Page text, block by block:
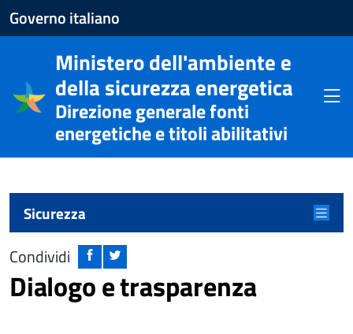
Apre
il
del
Governo
italiano
Governo italiano
Ministero dell'ambiente e
della sicurezza energetica
Direzione generale fonti
energetiche e titoli abilitativi
Sicurezza
Apri
Condividi
Dialogo e trasparenza